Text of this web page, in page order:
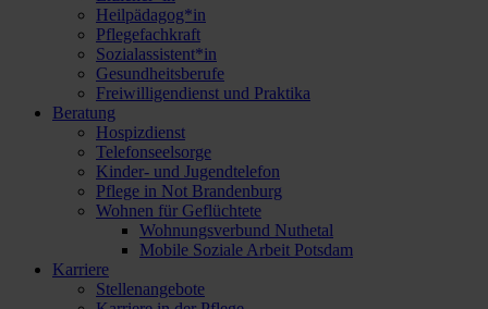
Heilpädagog*in
Pflegefachkraft
Sozialassistent*in
Gesundheitsberufe
Freiwilligendienst und Praktika
Beratung
Hospizdienst
Telefonseelsorge
Kinder- und Jugendtelefon
Pflege in Not Brandenburg
Wohnen für Geflüchtete
Wohnungsverbund Nuthetal
Mobile Soziale Arbeit Potsdam
Karriere
Stellenangebote